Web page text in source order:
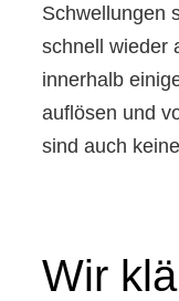
Schwellungen
schnell wieder
innerhalb
auflösen und
sind auch
Wir